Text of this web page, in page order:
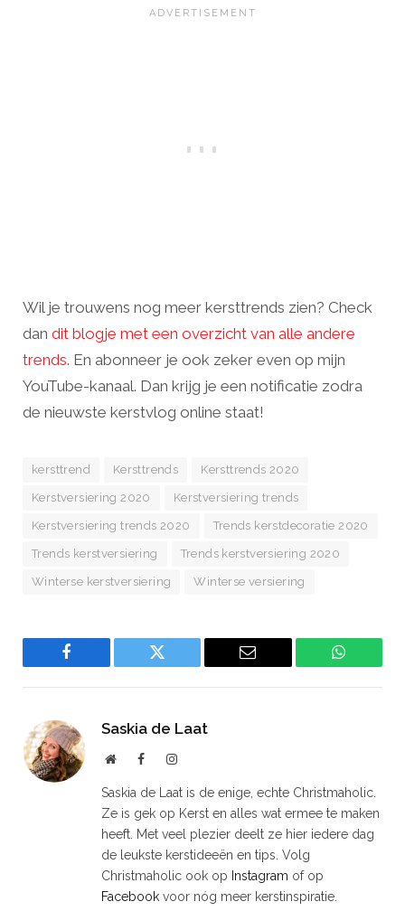
Wil je trouwens nog meer kersttrends zien? Check
dan dit blogje met een overzicht van alle andere
trends. En abonneer je ook zeker even op mijn
YouTube-kanaal. Dan krijg je een notificatie zodra
de nieuwste kerstvlog online staat!
kersttrend Kersttrends Kersttrends 2020
Kerstversiering 2020 Kerstversiering trends
Kerstversiering trends 2020 Trends kerstdecoratie 2020
Trends kerstversiering Trends kerstversiering 2020
Winterse kerstversiering Winterse versiering
Facebook Twitter Email
Saskia de Laat
WebsiteFacebookInstagram
Saskia de Laat is de enige, echte Christmaholic.
Ze is gek op Kerst en alles wat ermee te maken
heeft. Met veel plezier deelt ze hier iedere dag
de leukste kerstideeën en tips. Volg
Christmaholic ook op Instagram of op
Facebook voor nóg meer kerstinspiratie.